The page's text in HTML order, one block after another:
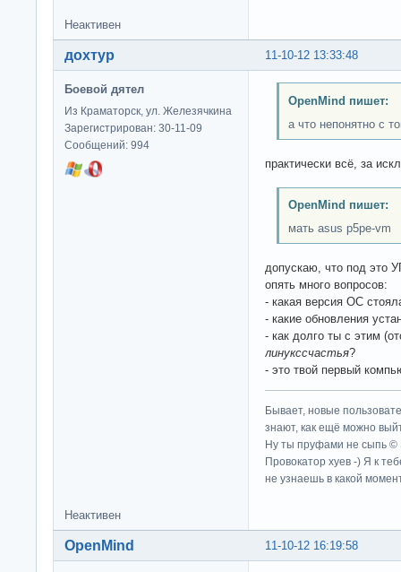
Неактивен
11-10-12 13:33:48
дохтур
Боевой дятел
Из Краматорск, ул. Железячкина
Зарегистрирован: 30-11-09
Сообщений: 994
OpenMind пишет:
а что непонятно с
практически всё, за
OpenMind пишет:
мать asus p5pe-vm
допускаю, что под это
опять много вопросов:
- какая версия ОС
- какие обновления
- как долго ты с этим
линукссчастья?
- это твой первый
Бывает, новые
знают, как ещё можно
Ну ты пруфами не сыпь ©
Провокатор хуев -) Я к
не узнаешь в какой
Неактивен
11-10-12 16:19:58
OpenMind